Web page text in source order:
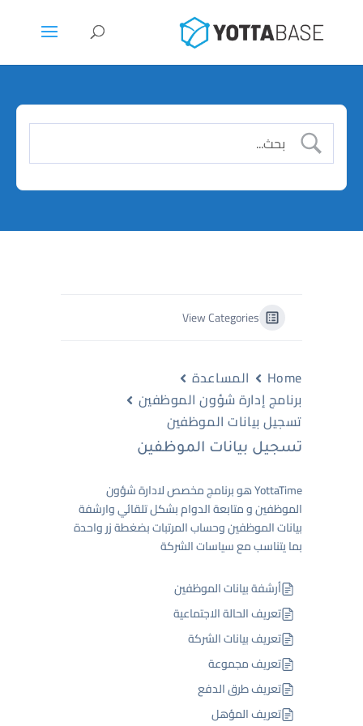
View Categories
Home
المساعدة
برنامج إدارة شؤون الموظفين
تسجيل بيانات الموظفين
تسجيل بيانات الموظفين
YottaTime هو برنامج مخصص لادارة شؤون
الموظفين و متابعة الدوام بشكل تلقائي وارشفة
بيانات الموظفين وحساب المرتبات بضغطة زر واحدة
بما يتناسب مع سياسات الشركة
أرشفة بيانات الموظفين
تعريف الحالة الاجتماعية
تعريف بيانات الشركة
تعريف مجموعة
تعريف طرق الدفع
تعريف المؤهل